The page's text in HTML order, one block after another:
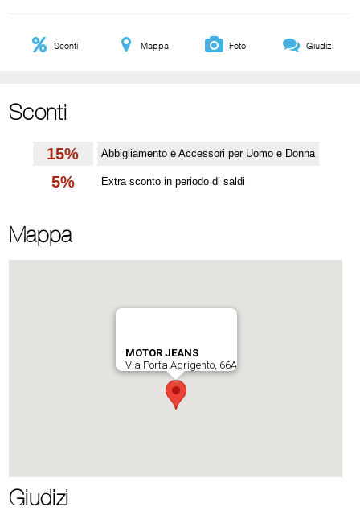
Sconti Mappa Foto Giudizi
Sconti
15% Abbigliamento e Accessori per Uomo e Donna
5% Extra sconto in periodo di saldi
Mappa
Giudizi